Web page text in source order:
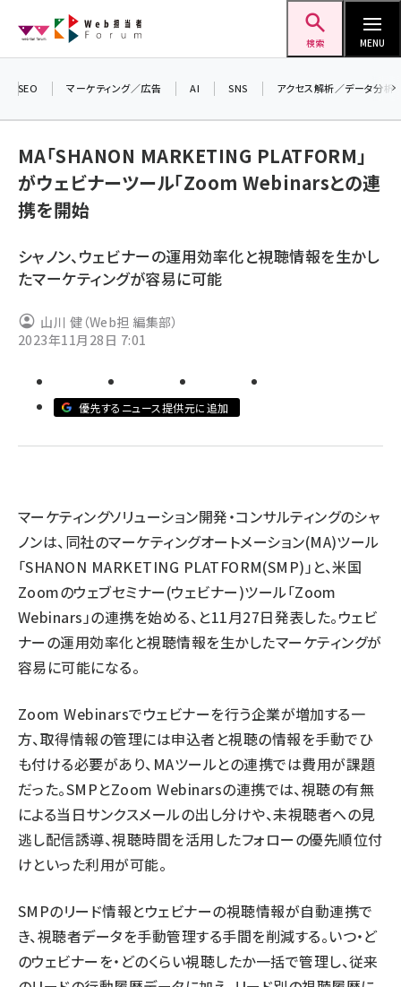
ン
検索 MENU
seo (3532)
youtube (2441)
セミナー (2310)
meo (1277)
SEO マーケティング／広告 AI SNS アクセス解析／データ分析
MA「SHANON MARKETING PLATFORM」
がウェビナーツール「Zoom Webinarsとの連
携を開始
シャノン、ウェビナーの運用効率化と視聴情報を生かし
たマーケティングが容易に可能
山川 健（Web担 編集部）
2023年11月28日 7:01
優先するニュース提供元に追加
マーケティングソリューション開発・コンサルティングのシャ
ノンは、同社のマーケティングオートメーション(MA)ツール
「SHANON MARKETING PLATFORM(SMP)」と、米国
Zoomのウェブセミナー(ウェビナー)ツール「Zoom
Webinars」の連携を始める、と11月27日発表した。ウェビ
ナーの運用効率化と視聴情報を生かしたマーケティングが
容易に可能になる。
Zoom Webinarsでウェビナーを行う企業が増加する一
方、取得情報の管理には申込者と視聴の情報を手動でひ
も付ける必要があり、MAツールとの連携では費用が課題
だった。SMPとZoom Webinarsの連携では、視聴の有無
による当日サンクスメールの出し分けや、未視聴者への見
逃し配信誘導、視聴時間を活用したフォローの優先順位付
けといった利用が可能。
SMPのリード情報とウェビナーの視聴情報が自動連携で
き、視聴者データを手動管理する手間を削減する。いつ・ど
のウェビナーを・どのくらい視聴したか一括で管理し、従来